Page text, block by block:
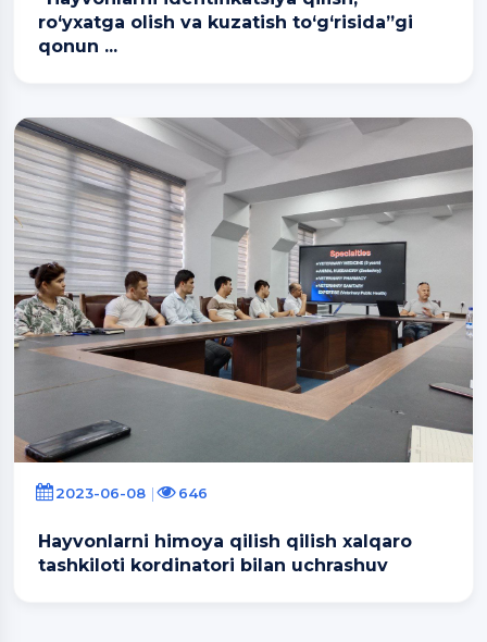
ro‘yxatga olish va kuzatish to‘g‘risida”gi
qonun ...
2023-06-08 646
Hayvonlarni himoya qilish qilish xalqaro
tashkiloti kordinatori bilan uchrashuv